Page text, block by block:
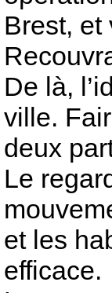
Brest, et
De là,
ville.
deux
Le
et les
efficace.